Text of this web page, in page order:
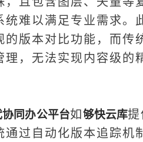
统难以满足专业需求。
的版本对比功能，而传
理，无法实现内容级的
同办公平台如 够快云库
通过自动化版本追踪机